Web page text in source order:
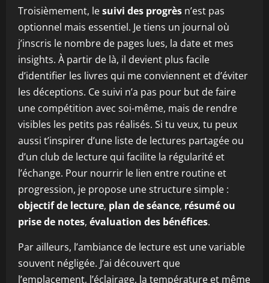
Troisièmement, lesuivi des progrès n’est pas
optionnel mais essentiel. Je tiens un journal où
j’inscris le nombre de pages lues, la date et mes
insights. À partir de là, il devient plus facile
d’identifier les livres qui me conviennent et d’éviter
les déceptions. Ce suivi n’a pas pour but de faire
une compétition avec soi-même, mais de rendre
visibles les petits pas réalisés. Si tu veux, tu peux
aussi t’inspirer d’une liste de lectures partagée ou
d’un club de lecture qui facilite la régularité et
l’échange. Pour nourrir le lien entre routine et
progression, je propose une structure simple :
objectif de lecture, plan de séance, résumé ou
prise de notes, évaluation des bénéfices.
Par ailleurs, l’ambiance de lecture est une variable
souvent négligée. J’ai découvert que
l’emplacement, l’éclairage, la température et même